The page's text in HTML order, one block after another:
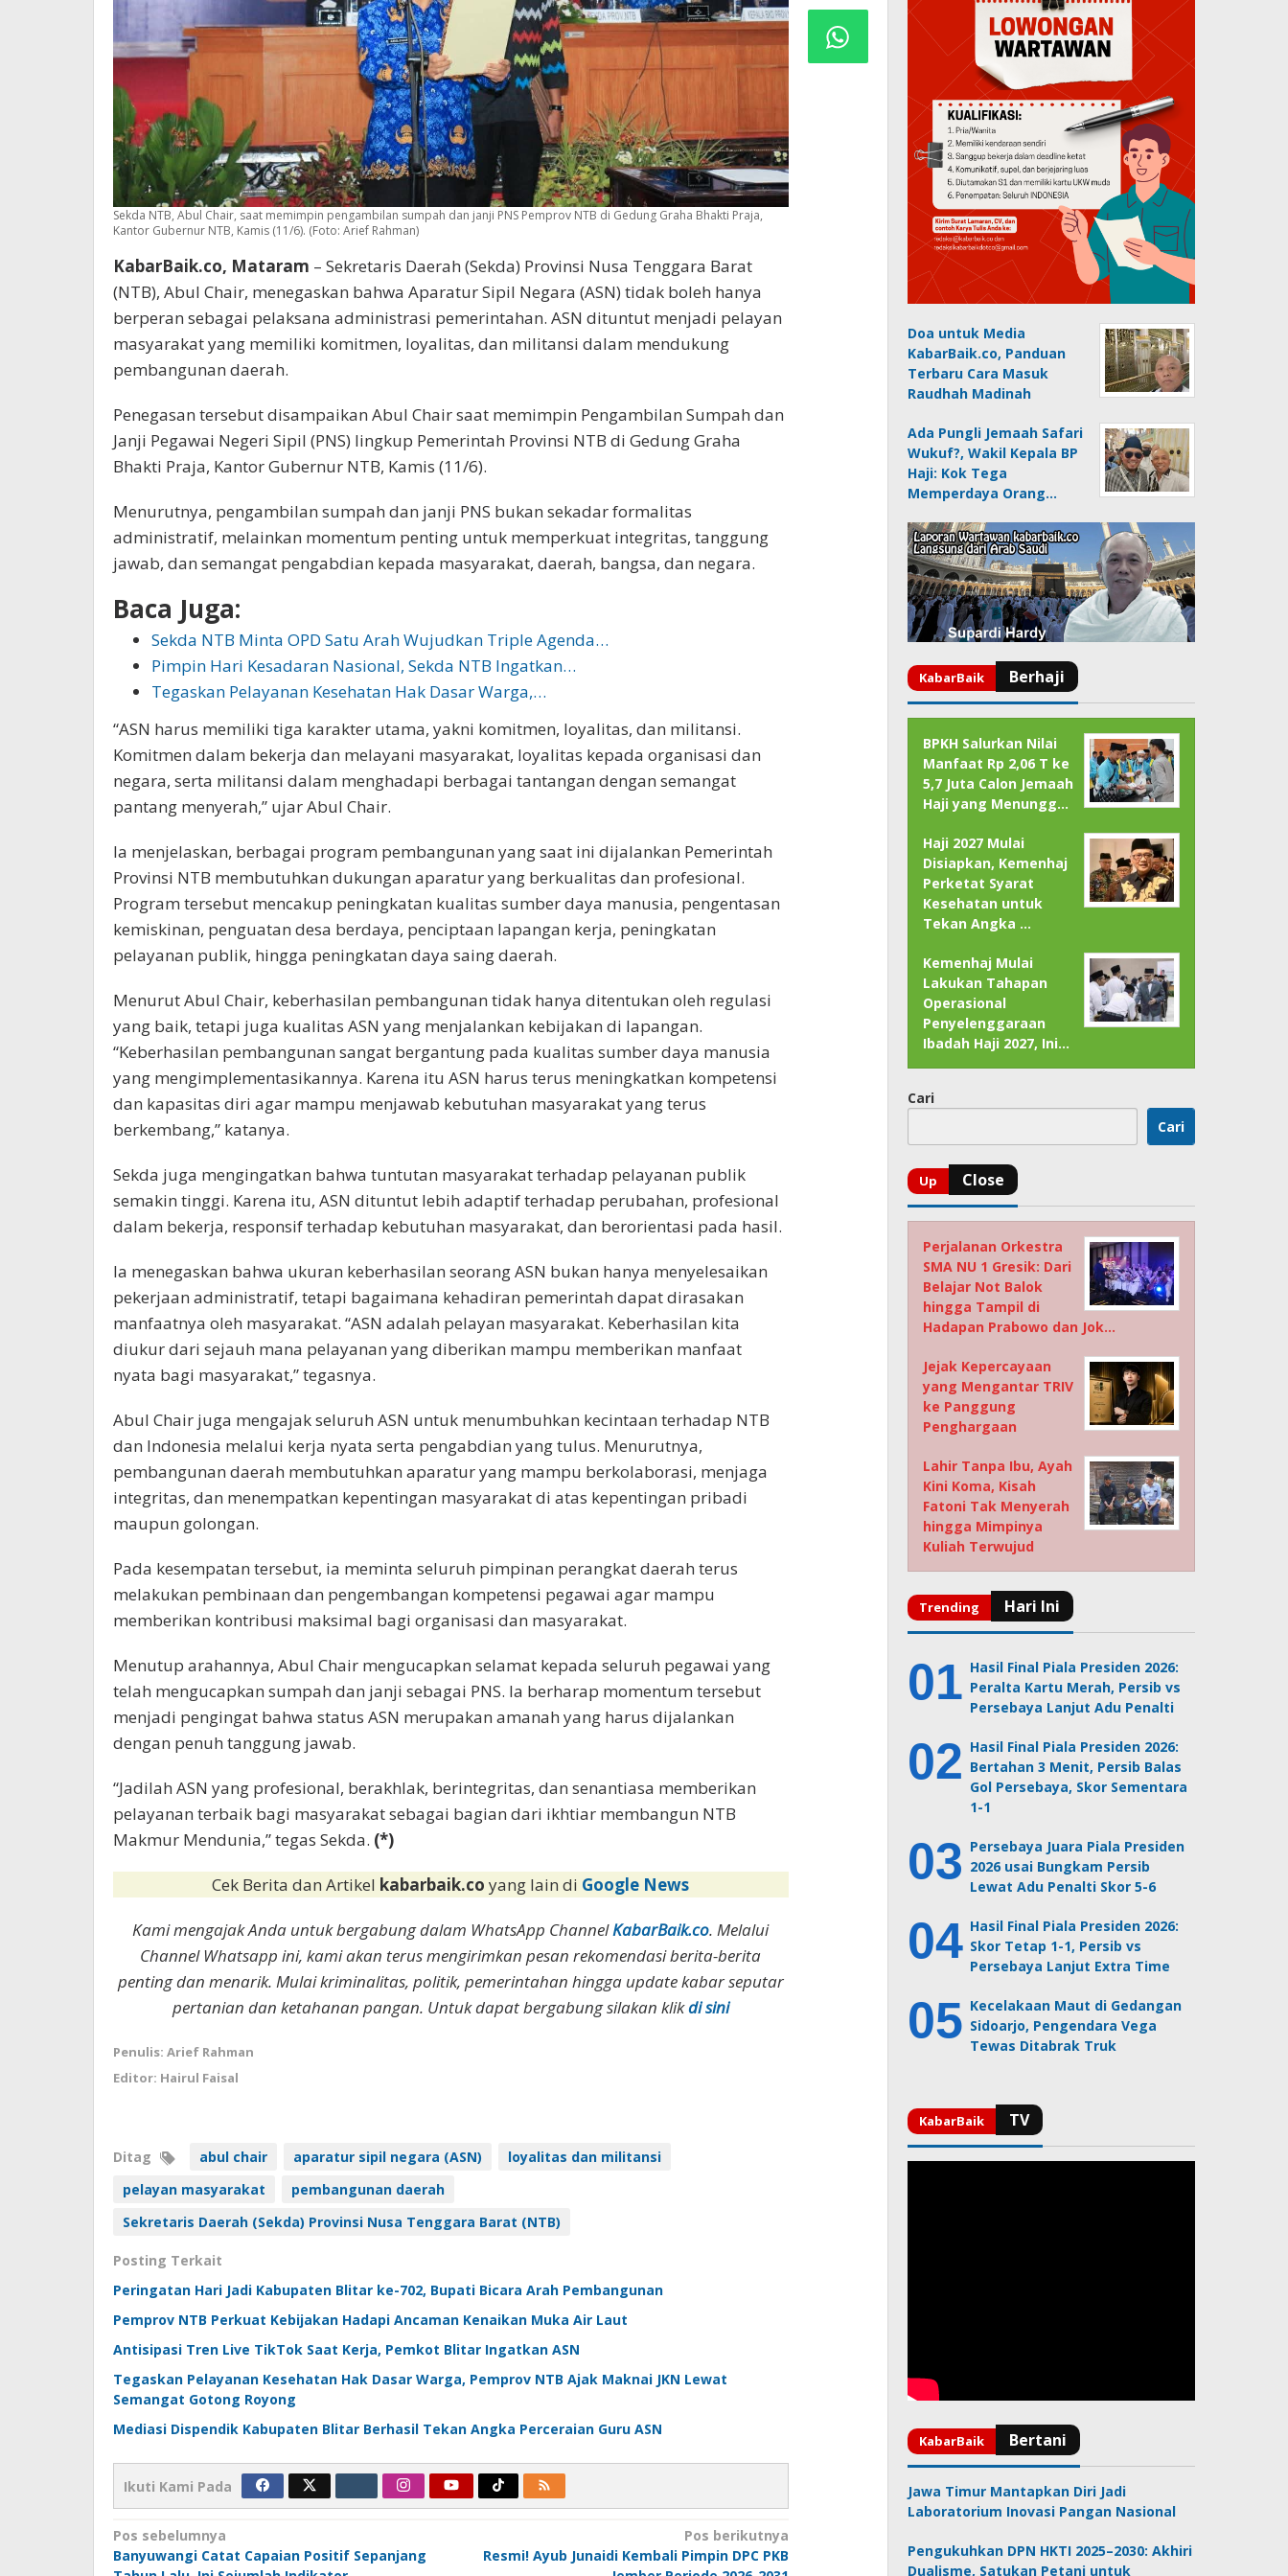
Sekda NTB, Abul Chair, saat memimpin pengambilan sumpah dan janji PNS Pemprov NTB di Gedung Graha Bhakti Praja,
Kantor Gubernur NTB, Kamis (11/6). (Foto: Arief Rahman)
KabarBaik.co, Mataram – Sekretaris Daerah (Sekda) Provinsi Nusa Tenggara Barat
(NTB), Abul Chair, menegaskan bahwa Aparatur Sipil Negara (ASN) tidak boleh hanya
berperan sebagai pelaksana administrasi pemerintahan. ASN dituntut menjadi pelayan
masyarakat yang memiliki komitmen, loyalitas, dan militansi dalam mendukung
pembangunan daerah.
Penegasan tersebut disampaikan Abul Chair saat memimpin Pengambilan Sumpah dan
Janji Pegawai Negeri Sipil (PNS) lingkup Pemerintah Provinsi NTB di Gedung Graha
Bhakti Praja, Kantor Gubernur NTB, Kamis (11/6).
Menurutnya, pengambilan sumpah dan janji PNS bukan sekadar formalitas
administratif, melainkan momentum penting untuk memperkuat integritas, tanggung
jawab, dan semangat pengabdian kepada masyarakat, daerah, bangsa, dan negara.
Baca Juga:
Sekda NTB Minta OPD Satu Arah Wujudkan Triple Agenda…
Pimpin Hari Kesadaran Nasional, Sekda NTB Ingatkan…
Tegaskan Pelayanan Kesehatan Hak Dasar Warga,…
“ASN harus memiliki tiga karakter utama, yakni komitmen, loyalitas, dan militansi.
Komitmen dalam bekerja dan melayani masyarakat, loyalitas kepada organisasi dan
negara, serta militansi dalam menghadapi berbagai tantangan dengan semangat
pantang menyerah,” ujar Abul Chair.
Ia menjelaskan, berbagai program pembangunan yang saat ini dijalankan Pemerintah
Provinsi NTB membutuhkan dukungan aparatur yang berkualitas dan profesional.
Program tersebut mencakup peningkatan kualitas sumber daya manusia, pengentasan
kemiskinan, penguatan desa berdaya, penciptaan lapangan kerja, peningkatan
pelayanan publik, hingga peningkatan daya saing daerah.
Menurut Abul Chair, keberhasilan pembangunan tidak hanya ditentukan oleh regulasi
yang baik, tetapi juga kualitas ASN yang menjalankan kebijakan di lapangan.
“Keberhasilan pembangunan sangat bergantung pada kualitas sumber daya manusia
yang mengimplementasikannya. Karena itu ASN harus terus meningkatkan kompetensi
dan kapasitas diri agar mampu menjawab kebutuhan masyarakat yang terus
berkembang,” katanya.
Sekda juga mengingatkan bahwa tuntutan masyarakat terhadap pelayanan publik
semakin tinggi. Karena itu, ASN dituntut lebih adaptif terhadap perubahan, profesional
dalam bekerja, responsif terhadap kebutuhan masyarakat, dan berorientasi pada hasil.
Ia menegaskan bahwa ukuran keberhasilan seorang ASN bukan hanya menyelesaikan
pekerjaan administratif, tetapi bagaimana kehadiran pemerintah dapat dirasakan
manfaatnya oleh masyarakat. “ASN adalah pelayan masyarakat. Keberhasilan kita
diukur dari sejauh mana pelayanan yang diberikan mampu memberikan manfaat
nyata bagi masyarakat,” tegasnya.
Abul Chair juga mengajak seluruh ASN untuk menumbuhkan kecintaan terhadap NTB
dan Indonesia melalui kerja nyata serta pengabdian yang tulus. Menurutnya,
pembangunan daerah membutuhkan aparatur yang mampu berkolaborasi, menjaga
integritas, dan menempatkan kepentingan masyarakat di atas kepentingan pribadi
maupun golongan.
Pada kesempatan tersebut, ia meminta seluruh pimpinan perangkat daerah terus
melakukan pembinaan dan pengembangan kompetensi pegawai agar mampu
memberikan kontribusi maksimal bagi organisasi dan masyarakat.
Menutup arahannya, Abul Chair mengucapkan selamat kepada seluruh pegawai yang
telah mengucapkan sumpah dan janji sebagai PNS. Ia berharap momentum tersebut
menjadi pengingat bahwa status ASN merupakan amanah yang harus dijalankan
dengan penuh tanggung jawab.
“Jadilah ASN yang profesional, berakhlak, berintegritas, dan senantiasa memberikan
pelayanan terbaik bagi masyarakat sebagai bagian dari ikhtiar membangun NTB
Makmur Mendunia,” tegas Sekda. (*)
Cek Berita dan Artikel kabarbaik.coyang lain di Google News
Kami mengajak Anda untuk bergabung dalam WhatsApp ChannelKabarBaik.co. Melalui
Channel Whatsapp ini, kami akan terus mengirimkan pesan rekomendasi berita-berita
penting dan menarik. Mulai kriminalitas, politik, pemerintahan hingga update kabar seputar
pertanian dan ketahanan pangan. Untuk dapat bergabung silakan klikdi sini
Penulis: Arief Rahman
Editor: Hairul Faisal
Ditag abul chair aparatur sipil negara (ASN)
loyalitas dan militansi
pelayan masyarakat
pembangunan daerah
Sekretaris Daerah (Sekda) Provinsi Nusa Tenggara Barat (NTB)
Posting Terkait
Peringatan Hari Jadi Kabupaten Blitar ke-702, Bupati Bicara Arah Pembangunan
Pemprov NTB Perkuat Kebijakan Hadapi Ancaman Kenaikan Muka Air Laut
Antisipasi Tren Live TikTok Saat Kerja, Pemkot Blitar Ingatkan ASN
Tegaskan Pelayanan Kesehatan Hak Dasar Warga, Pemprov NTB Ajak Maknai JKN Lewat
Semangat Gotong Royong
Mediasi Dispendik Kabupaten Blitar Berhasil Tekan Angka Perceraian Guru ASN
Ikuti Kami Pada
Navigasi
pos
Pos sebelumnya
Banyuwangi Catat Capaian Positif Sepanjang
Pos berikutnya
Resmi! Ayub Junaidi Kembali Pimpin DPC PKB
Doa untuk Media
KabarBaik.co, Panduan
Terbaru Cara Masuk
Raudhah Madinah
Ada Pungli Jemaah Safari
Wukuf?, Wakil Kepala BP
Haji: Kok Tega
Memperdaya Orang…
BPKH Salurkan Nilai
Manfaat Rp 2,06 T ke
5,7 Juta Calon Jemaah
Haji yang Menungg…
Haji 2027 Mulai
Disiapkan, Kemenhaj
Perketat Syarat
Kesehatan untuk
Tekan Angka …
Kemenhaj Mulai
Lakukan Tahapan
Operasional
Penyelenggaraan
Ibadah Haji 2027, Ini…
Cari
Cari
Perjalanan Orkestra
SMA NU 1 Gresik: Dari
Belajar Not Balok
hingga Tampil di
Hadapan Prabowo dan Jok…
Jejak Kepercayaan
yang Mengantar TRIV
ke Panggung
Penghargaan
Lahir Tanpa Ibu, Ayah
Kini Koma, Kisah
Fatoni Tak Menyerah
hingga Mimpinya
Kuliah Terwujud
Hasil Final Piala Presiden 2026:
Peralta Kartu Merah, Persib vs
Persebaya Lanjut Adu Penalti
Hasil Final Piala Presiden 2026:
Bertahan 3 Menit, Persib Balas
Gol Persebaya, Skor Sementara
1-1
Persebaya Juara Piala Presiden
2026 usai Bungkam Persib
Lewat Adu Penalti Skor 5-6
Hasil Final Piala Presiden 2026:
Skor Tetap 1-1, Persib vs
Persebaya Lanjut Extra Time
Kecelakaan Maut di Gedangan
Sidoarjo, Pengendara Vega
Tewas Ditabrak Truk
Jawa Timur Mantapkan Diri Jadi
Laboratorium Inovasi Pangan Nasional
Pengukuhkan DPN HKTI 2025–2030: Akhiri
Dualisme, Satukan Petani untuk